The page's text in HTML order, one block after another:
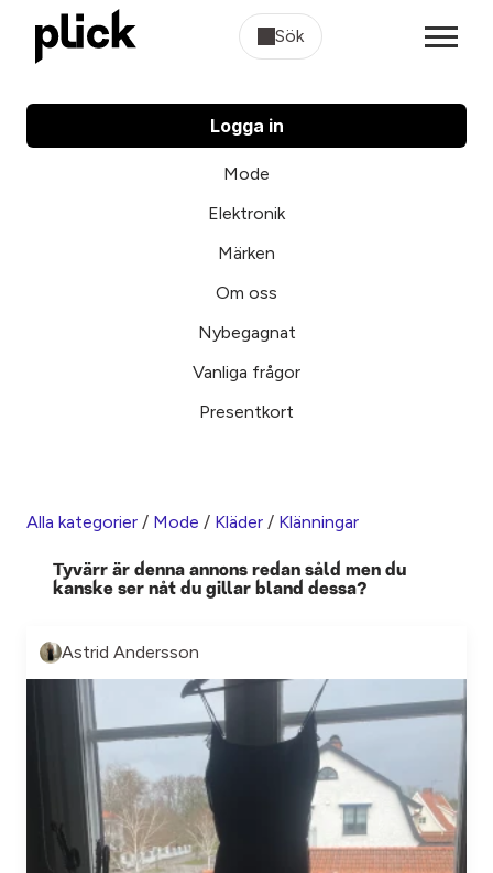
Sök
Logga in
Mode
Elektronik
Märken
Om oss
Nybegagnat
Vanliga frågor
Presentkort
Alla kategorier / Mode / Kläder / Klänningar
Tyvärr är denna annons redan såld men du
kanske ser nåt du gillar bland dessa?
Astrid Andersson